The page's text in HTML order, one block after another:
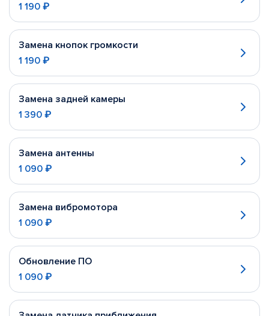
1 190 ₽
Замена кнопок громкости
1 190 ₽
Замена задней камеры
1 390 ₽
Замена антенны
1 090 ₽
Замена вибромотора
1 090 ₽
Обновление ПО
1 090 ₽